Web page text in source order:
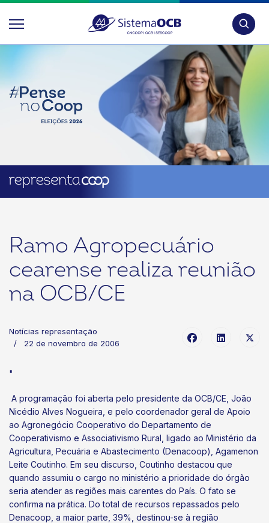
Ramo Agropecuário
cearense realiza reunião
na OCB/CE
Notícias representação
22 de novembro de 2006
"
A programação foi aberta pelo presidente da OCB/CE, João
Nicédio Alves Nogueira, e pelo coordenador geral de Apoio
ao Agronegócio Cooperativo do Departamento de
Cooperativismo e Associativismo Rural, ligado ao Ministério da
Agricultura, Pecuária e Abastecimento (Denacoop), Agamenon
Leite Coutinho. Em seu discurso, Coutinho destacou que
quando assumiu o cargo no ministério a prioridade do órgão
seria atender as regiões mais carentes do País. O fato se
confirma na prática. Do total de recursos repassados pelo
Denacoop, a maior parte, 39%, destinou-se à região